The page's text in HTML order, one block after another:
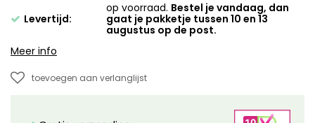
Levertijd:
op voorraad. Bestel je vandaag, dan
gaat je pakketje tussen 10 en 13
augustus op de post.
Meer info
toevoegen aan verlanglijst